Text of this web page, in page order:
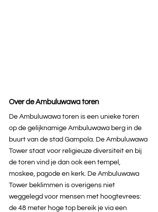
Over de Ambuluwawa toren
De Ambuluwawa toren is een unieke toren
op de gelijknamige Ambuluwawa berg in de
buurt van de stad Gampola. De Ambuluwawa
Tower staat voor religieuze diversiteit en bij
de toren vind je dan ook een tempel,
moskee, pagode en kerk. De Ambuluwawa
Tower beklimmen is overigens niet
weggelegd voor mensen met hoogtevrees:
de 48 meter hoge top bereik je via een